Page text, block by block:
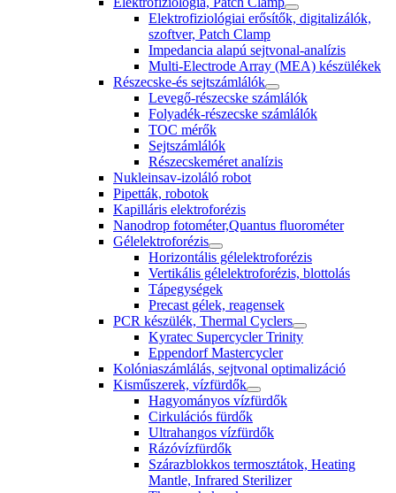
Elektrofiziológiai erősítők, digitalizálók,
szoftver, Patch Clamp
Impedancia alapú sejtvonal-analízis
Multi-Electrode Array (MEA) készülékek
Részecske-és sejtszámlálók
Levegő-részecske számlálók
Folyadék-részecske számlálók
TOC mérők
Sejtszámlálók
Részecskeméret analízis
Nukleinsav-izoláló robot
Pipetták, robotok
Kapilláris elektroforézis
Nanodrop fotométer,Quantus fluorométer
Gélelektroforézis
Horizontális gélelektroforézis
Vertikális gélelektroforézis, blottolás
Tápegységek
Precast gélek, reagensek
PCR készülék, Thermal Cyclers
Kyratec Supercycler Trinity
Eppendorf Mastercycler
Kolóniaszámlálás, sejtvonal optimalizáció
Kisműszerek, vízfürdők
Hagyományos vízfürdők
Cirkulációs fürdők
Ultrahangos vízfürdők
Rázóvízfürdők
Szárazblokkos termosztátok, Heating
Mantle, Infrared Sterilizer